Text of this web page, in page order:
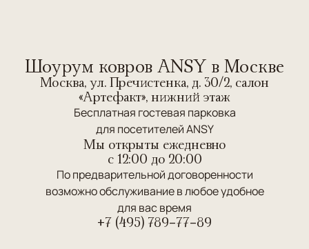
Шоурум ковров ANSY в Москве
Москва, ул. Пречистенка, д. 30/2, салон
«Артефакт», нижний этаж
Бесплатная гостевая парковка
для посетителей ANSY
Мы открыты ежедневно
c 12:00 до 20:00
По предварительной договоренности
возможно обслуживание в любое удобное
для вас время
+7 (495) 789-77-89